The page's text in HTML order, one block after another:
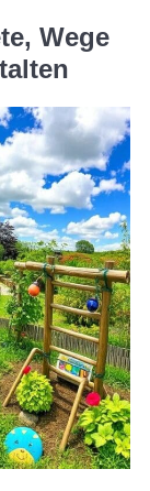
Wege